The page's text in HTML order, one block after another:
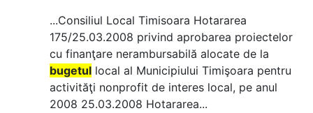
...Consiliul Local Timisoara Hotararea
175/25.03.2008 privind aprobarea proiectelor
cu finanţare nerambursabilă alocate de la
bugetul local al Municipiului Timişoara pentru
activităţi nonprofit de interes local, pe anul
2008 25.03.2008 Hotararea...